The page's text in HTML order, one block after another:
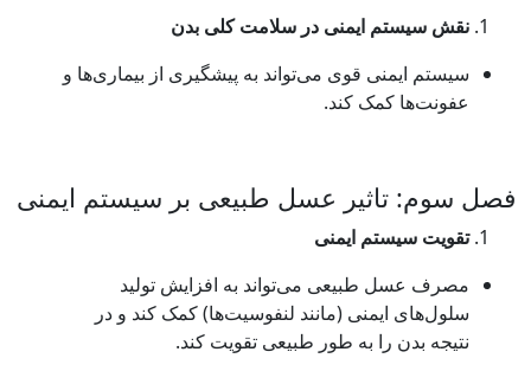
ایمنی در سلامت کلی بدن
قوی می‌تواند به پیشگیری از بیماری‌ها و
کند.
عسل طبیعی بر سیستم ایمنی
ایمنی
می‌تواند به افزایش تولید
(مانند لنفوسیت‌ها) کمک کند و در
به طور طبیعی تقویت کند.